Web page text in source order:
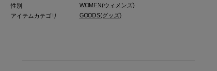
性別
WOMEN(ウィメンズ)
アイテムカテゴリ
GOODS(グッズ)